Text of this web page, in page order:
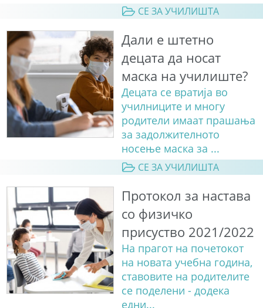
СЕ ЗА УЧИЛИШТА
Дали е штетно
децата да носат
маска на училиште?
Децата се вратија во
училниците и многу
родители имаат прашања
за задолжителното
носење маска за ...
СЕ ЗА УЧИЛИШТА
Протокол за настава
со физичко
присуство 2021/2022
На прагот на почетокот
на новата учебна година,
ставовите на родителите
се поделени - додека
едни...